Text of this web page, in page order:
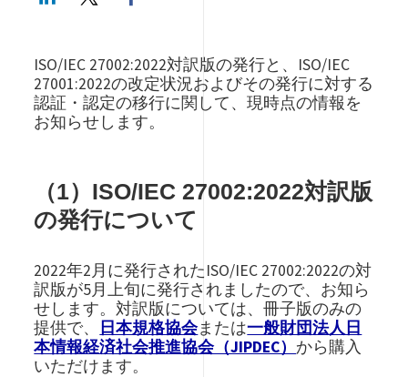
ISO/IEC 27002:2022対訳版の発行と、ISO/IEC
27001:2022の改定状況およびその発行に対する
認証・認定の移行に関して、現時点の情報を
お知らせします。
（1）ISO/IEC 27002:2022対訳版
の発行について
2022年2月に発行されたISO/IEC 27002:2022の対
訳版が5月上旬に発行されましたので、お知ら
せします。対訳版については、冊子版のみの
提供で、 日本規格協会または一般財団法人日
本情報経済社会推進協会（JIPDEC） から購入
いただけます。